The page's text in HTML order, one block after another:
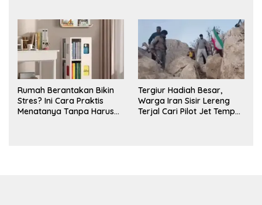
Rumah Berantakan Bikin
Stres? Ini Cara Praktis
Menatanya Tanpa Harus
Tergiur Hadiah Besar,
Warga Iran Sisir Lereng
Terjal Cari Pilot Jet Tempur